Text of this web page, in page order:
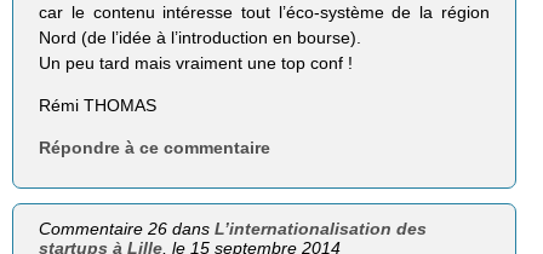
car le contenu intéresse tout l’éco-système de la région
Nord (de l’idée à l’introduction en bourse).
Un peu tard mais vraiment une top conf !
Rémi THOMAS
Répondre à ce commentaire
Commentaire 26 dansL’internationalisation des
startups à Lille , le 15 septembre 2014